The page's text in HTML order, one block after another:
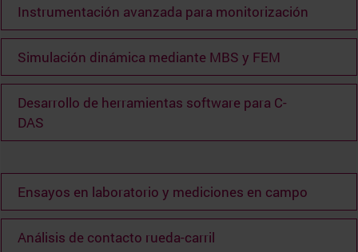
Instrumentación avanzada para monitorización
Simulación dinámica mediante MBS y FEM
Desarrollo de herramientas software para C-
DAS
Ensayos en laboratorio y mediciones en campo
Análisis de contacto rueda-carril